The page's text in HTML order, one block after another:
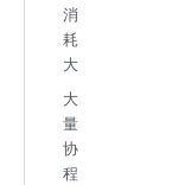
消
耗
大
大
量
协
程